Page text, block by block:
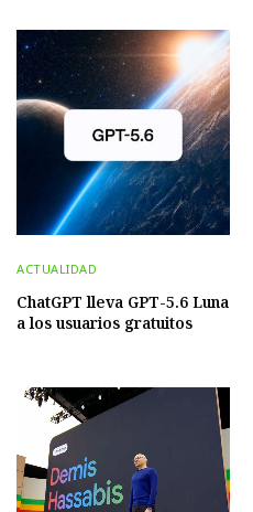
ACTUALIDAD
ChatGPT lleva GPT-5.6 Luna
a los usuarios gratuitos